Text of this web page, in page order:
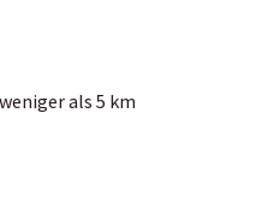
als 5 km